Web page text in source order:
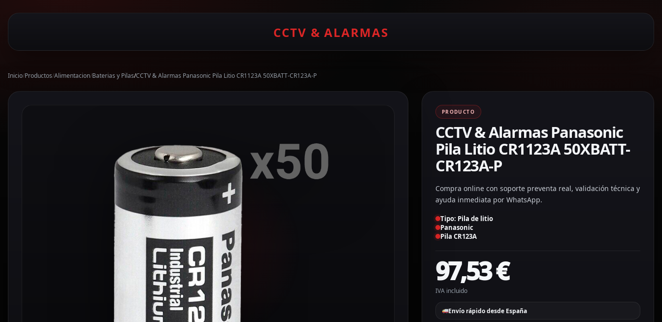
CCTV & ALARMAS
Inicio/Productos/Alimentacion/Baterias y Pilas/CCTV & Alarmas Panasonic Pila Litio CR1123A 50XBATT-CR123A-P
PRODUCTO
CCTV & Alarmas Panasonic
Pila Litio CR1123A 50XBATT-
CR123A-P
Compra online con soporte preventa real, validación técnica y
ayuda inmediata por WhatsApp.
Tipo: Pila de litio
Panasonic
Pila CR123A
97,53€
IVA incluido
Envío rápido desde España